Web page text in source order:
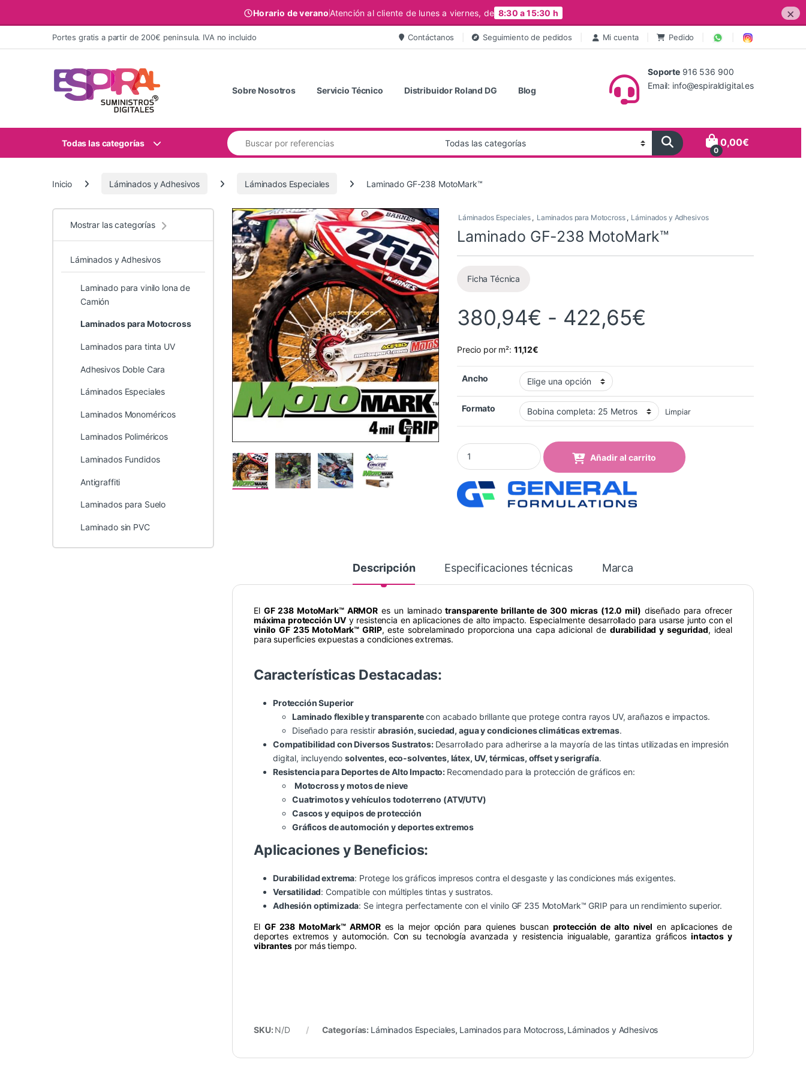
Horario de veranoAtención al cliente de lunes a viernes, de 8:30 a 15:30 h ×
Ir al contenidoPortes gratis a partir de 200€ peninsula. IVA no incluido Contáctanos Seguimiento de pedidos Mi cuenta Pedido
Sobre Nosotros Servicio Técnico Distribuidor Roland DG Blog
Soporte 916 536 900
Email: info@espiraldigital.es
Todas las categorías
Buscar:
0
0,00€
Inicio Láminados y Adhesivos Láminados Especiales Laminado GF-238 MotoMark™
🔍 Láminados Especiales , Laminados para Motocross , Láminados y Adhesivos
Laminado GF-238 MotoMark™
Ficha Técnica
380,94€ - 422,65€
Precio por m²: 11,12€
Ancho
Formato Limpiar
Laminado GF-238 MotoMark™ quantity
Añadir al carrito
Descripción Especificaciones técnicas Marca
El GF 238 MotoMark™ ARMOR es un laminadotransparente brillante de 300 micras (12.0 mil) diseñado para ofrecer
máxima protección UV y resistencia en aplicaciones de alto impacto. Especialmente desarrollado para usarse junto con el
vinilo GF 235 MotoMark™ GRIP, este sobrelaminado proporciona una capa adicional de durabilidad y seguridad, ideal
para superficies expuestas a condiciones extremas.
Características Destacadas:
Protección Superior
Laminado flexible y transparentecon acabado brillante que protege contra rayos UV, arañazos e impactos.
Diseñado para resistir abrasión, suciedad, agua y condiciones climáticas extremas.
Compatibilidad con Diversos Sustratos: Desarrollado para adherirse a la mayoría de las tintas utilizadas en impresión
digital, incluyendosolventes, eco-solventes, látex, UV, térmicas, offset y serigrafía.
Resistencia para Deportes de Alto Impacto: Recomendado para la protección de gráficos en:
Motocross y motos de nieve
Cuatrimotos y vehículos todoterreno (ATV/UTV)
Cascos y equipos de protección
Gráficos de automoción y deportes extremos
Aplicaciones y Beneficios:
Durabilidad extrema: Protege los gráficos impresos contra el desgaste y las condiciones más exigentes.
Versatilidad: Compatible con múltiples tintas y sustratos.
Adhesión optimizada: Se integra perfectamente con el vinilo GF 235 MotoMark™ GRIP para un rendimiento superior.
El GF 238 MotoMark™ ARMORes la mejor opción para quienes buscan protección de alto nivel en aplicaciones de
deportes extremos y automoción. Con su tecnología avanzada y resistencia inigualable, garantiza gráficosintactos y
vibrantespor más tiempo.
SKU: N/D Categorías: Láminados Especiales, Laminados para Motocross, Láminados y Adhesivos
Mostrar las categorías
Láminados y Adhesivos
Laminado para vinilo lona de
Camión
Laminados para Motocross
Laminados para tinta UV
Adhesivos Doble Cara
Láminados Especiales
Laminados Monoméricos
Laminados Poliméricos
Laminados Fundidos
Antigraffiti
Laminados para Suelo
Laminado sin PVC